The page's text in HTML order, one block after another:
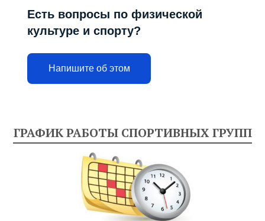
Есть вопросы по физической
культуре и спорту?
Напишите об этом
ГРАФИК РАБОТЫ СПОРТИВНЫХ ГРУПП